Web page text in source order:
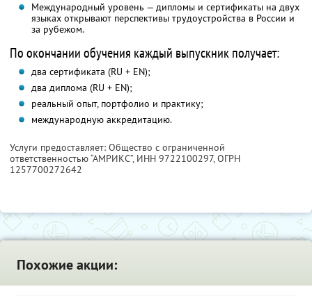
Международный уровень — дипломы и сертификаты на двух
языках открывают перспективы трудоустройства в России и
за рубежом.
По окончании обучения каждый выпускник получает:
два сертификата (RU + EN);
два диплома (RU + EN);
реальный опыт, портфолио и практику;
международную аккредитацию.
Услуги предоставляет: Общество с ограниченной
ответственностью “АМРИКС”, ИНН 9722100297, ОГРН
1257700272642
Похожие акции: